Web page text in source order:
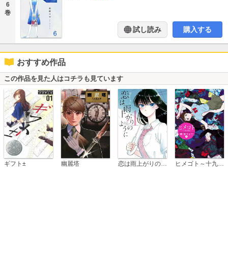
6
巻
試し読み 購入する
おすすめ作品
この作品を見た人はコチラも見ています
ギフト± 幽麗塔 ヒメゴト～十九歳の制服～